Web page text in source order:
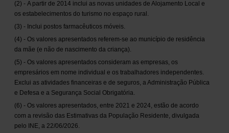
(2) - A partir de 2014 inclui as novas unidades de Alojamento Local e
os estabelecimentos do turismo no espaço rural.
(3) - Inclui postos farmacêuticos móveis.
(4) - Os valores apresentados referem-se ao município de residência
da mãe (e não de nascimento da criança).
(5) - Os valores apresentados consideram as empresas, os
empresários em nome individual e os trabalhadores independentes.
Exclui as atividades financeiras e de seguros, a Administração Pública
e Defesa e a Segurança Social Obrigatória.
(6) - Os valores apresentados, entre 2021 e 2024, estão de acordo
com a revisão das Estimativas da População Residente, divulgada
pelo INE, a 22/06/2026.